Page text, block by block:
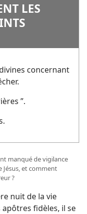
LES
concernant
”.
manqué de vigilance
et comment
?
nuit de la vie
fidèles, il se